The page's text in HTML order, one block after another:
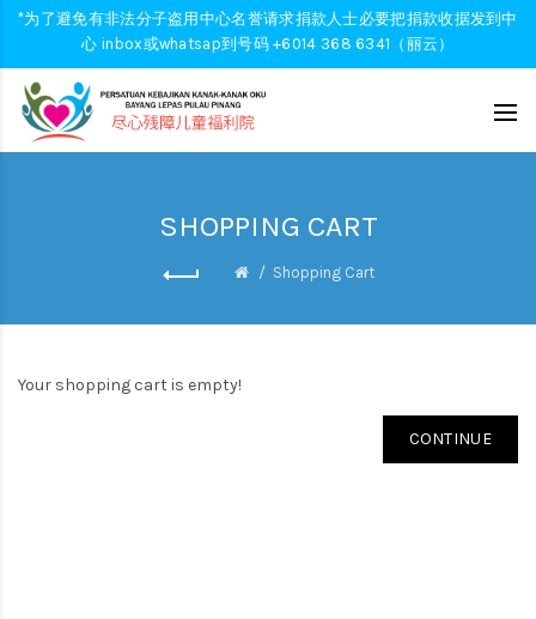
*为了避免有非法分子盗用中心名誉请求捐款人士必要把捐款收据发到中
心 inbox或whatsap到号码 +6014 368 6341（丽云）
SHOPPING CART
Shopping Cart
Your shopping cart is empty!
CONTINUE